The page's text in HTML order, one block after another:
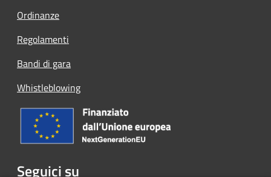
Ordinanze
Regolamenti
Bandi di gara
Whistleblowing
Seguici su